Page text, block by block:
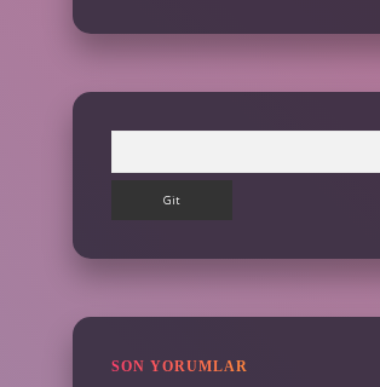
SON YORUMLAR